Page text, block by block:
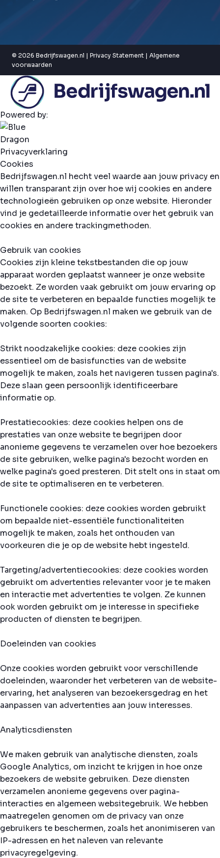
© 2026 Bedrijfswagen.nl | Privacy Statement | Algemene
voorwaarden
Powered by:
Privacyverklaring
Cookies
Bedrijfswagen.nl hecht veel waarde aan jouw privacy en
willen transparant zijn over hoe wij cookies en andere
technologieën gebruiken op onze website. Hieronder
vind je gedetailleerde informatie over het gebruik van
cookies en andere trackingmethoden.
Gebruik van cookies
Cookies zijn kleine tekstbestanden die op jouw
apparaat worden geplaatst wanneer je onze website
bezoekt. Ze worden vaak gebruikt om jouw ervaring op
de site te verbeteren en bepaalde functies mogelijk te
maken. Op Bedrijfswagen.nl maken we gebruik van de
volgende soorten cookies:
Strikt noodzakelijke cookies: deze cookies zijn
essentieel om de basisfuncties van de website
mogelijk te maken, zoals het navigeren tussen pagina's.
Deze slaan geen persoonlijk identificeerbare
informatie op.
Prestatiecookies: deze cookies helpen ons de
prestaties van onze website te begrijpen door
anonieme gegevens te verzamelen over hoe bezoekers
de site gebruiken, welke pagina's bezocht worden en
welke pagina's goed presteren. Dit stelt ons in staat om
de site te optimaliseren en te verbeteren.
Functionele cookies: deze cookies worden gebruikt
om bepaalde niet-essentiële functionaliteiten
mogelijk te maken, zoals het onthouden van
voorkeuren die je op de website hebt ingesteld.
Targeting/advertentiecookies: deze cookies worden
gebruikt om advertenties relevanter voor je te maken
en interactie met advertenties te volgen. Ze kunnen
ook worden gebruikt om je interesse in specifieke
producten of diensten te begrijpen.
Doeleinden van cookies
Onze cookies worden gebruikt voor verschillende
doeleinden, waaronder het verbeteren van de website-
ervaring, het analyseren van bezoekersgedrag en het
aanpassen van advertenties aan jouw interesses.
Analyticsdiensten
We maken gebruik van analytische diensten, zoals
Google Analytics, om inzicht te krijgen in hoe onze
bezoekers de website gebruiken. Deze diensten
verzamelen anonieme gegevens over pagina-
interacties en algemeen websitegebruik. We hebben
maatregelen genomen om de privacy van onze
gebruikers te beschermen, zoals het anonimiseren van
IP-adressen en het naleven van relevante
privacyregelgeving.